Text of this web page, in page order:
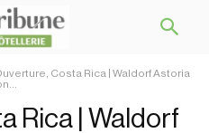
Costa Rica | Waldorf Astoria
Rica | Waldorf